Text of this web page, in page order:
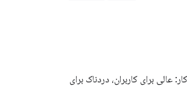
عالی برای کاربران، دردناک برای